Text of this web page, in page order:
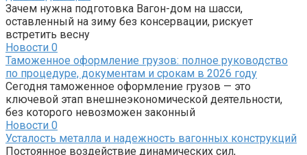
Зачем нужна подготовка Вагон-дом на шасси,
оставленный на зиму без консервации, рискует
встретить весну
Новости 0
Таможенное оформление грузов: полное руководство
по процедуре, документам и срокам в 2026 году
Сегодня таможенное оформление грузов — это
ключевой этап внешнеэкономической деятельности,
без которого невозможен законный
Новости 0
Усталость металла и надежность вагонных конструкций
Постоянное воздействие динамических сил,